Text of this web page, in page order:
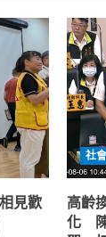
見歡
社
高齡
化 陳